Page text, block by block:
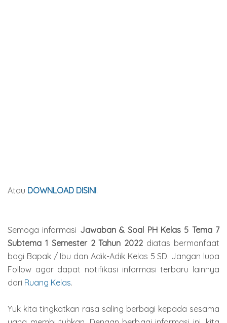
Atau DOWNLOAD DISINI.
Semoga informasi Jawaban & Soal PH Kelas 5 Tema 7
Subtema 1 Semester 2Tahun 2022 diatas bermanfaat
bagi Bapak / Ibu dan Adik-Adik Kelas 5 SD. Jangan lupa
Follow agar dapat notifikasi informasi terbaru lainnya
dari Ruang Kelas.
Yuk kita tingkatkan rasa saling berbagi kepada sesama